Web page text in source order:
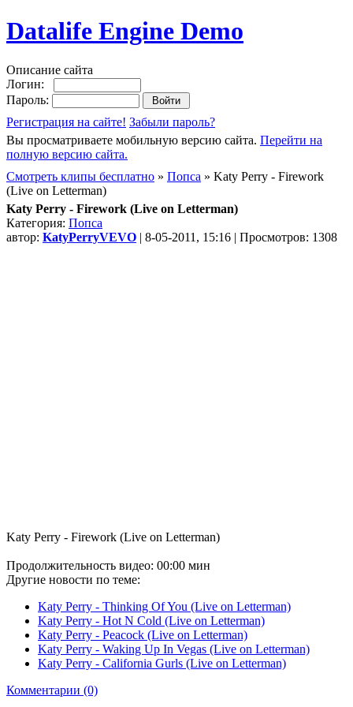
Datalife Engine Demo
Описание сайта
Логин:
Пароль:
Регистрация на сайте! Забыли пароль?
Вы просматриваете мобильную версию сайта. Перейти на
полную версию сайта.
Смотреть клипы бесплатно » Попса » Katy Perry - Firework
(Live on Letterman)
Katy Perry - Firework (Live on Letterman)
Категория: Попса
автор: KatyPerryVEVO | 8-05-2011, 15:16 | Просмотров: 1308
Katy Perry - Firework (Live on Letterman)
Продолжительность видео: 00:00 мин
Другие новости по теме:
Katy Perry - Thinking Of You (Live on Letterman)
Katy Perry - Hot N Cold (Live on Letterman)
Katy Perry - Peacock (Live on Letterman)
Katy Perry - Waking Up In Vegas (Live on Letterman)
Katy Perry - California Gurls (Live on Letterman)
Комментарии (0)